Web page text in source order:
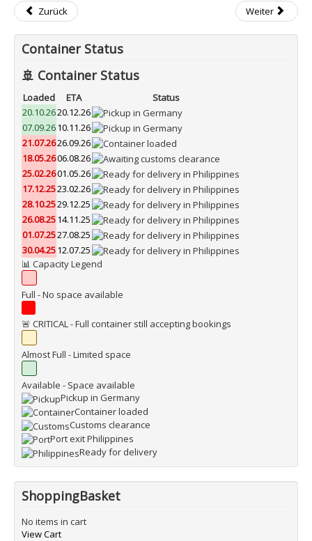
Zurück Weiter
Container Status
🚢 Container Status
Loaded ETA
Status
20.10.2620.12.26
07.09.2610.11.26
21.07.2626.09.26
18.05.2606.08.26
25.02.2601.05.26
17.12.2523.02.26
28.10.2529.12.25
26.08.2514.11.25
01.07.2527.08.25
30.04.2512.07.25
📊 Capacity Legend
Full - No space available
🚨 CRITICAL - Full container still accepting bookings
Almost Full - Limited space
Available - Space available
Pickup in Germany
Container loaded
Customs clearance
Port exit Philippines
Ready for delivery
ShoppingBasket
No items in cart
View Cart